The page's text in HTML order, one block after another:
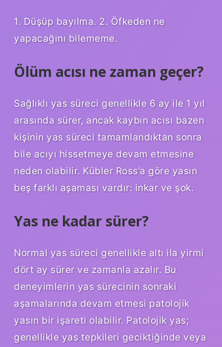
1. Düşüp bayılma. 2. Öfkeden ne
yapacağını bilememe.
Ölüm acısı ne zaman geçer?
Sağlıklı yas süreci genellikle 6 ay ile 1 yıl
arasında sürer, ancak kaybın acısı bazen
kişinin yas süreci tamamlandıktan sonra
bile acıyı hissetmeye devam etmesine
neden olabilir. Kübler Ross’a göre yasın
beş farklı aşaması vardır: inkar ve şok.
Yas ne kadar sürer?
Normal yas süreci genellikle altı ila yirmi
dört ay sürer ve zamanla azalır. Bu
deneyimlerin yas sürecinin sonraki
aşamalarında devam etmesi patolojik
yasın bir işareti olabilir. Patolojik yas;
genellikle yas tepkileri geciktiğinde veya